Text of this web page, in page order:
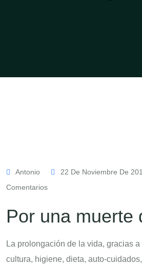
Antonio 22 De Noviembre De
Comentarios
Por una muerte
La prolongación de la vida, gracias
cultura, higiene, dieta, auto-